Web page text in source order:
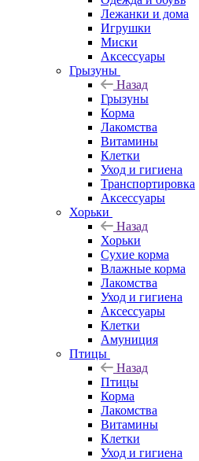
Лежанки и дома
Игрушки
Миски
Аксессуары
Грызуны
Назад
Грызуны
Корма
Лакомства
Витамины
Клетки
Уход и гигиена
Транспортировка
Аксессуары
Хорьки
Назад
Хорьки
Сухие корма
Влажные корма
Лакомства
Уход и гигиена
Аксессуары
Клетки
Амуниция
Птицы
Назад
Птицы
Корма
Лакомства
Витамины
Клетки
Уход и гигиена